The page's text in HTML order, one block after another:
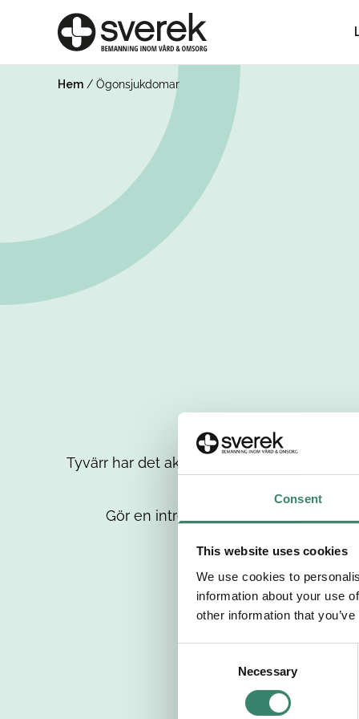
Consent
This website uses cookies
We use cookies to
information about your use
other information that
Necessary
Hem / Ögonsjukdomar
Tyvärr har det aktuella jobbet tagits bort
Gör en intresseanmälan så